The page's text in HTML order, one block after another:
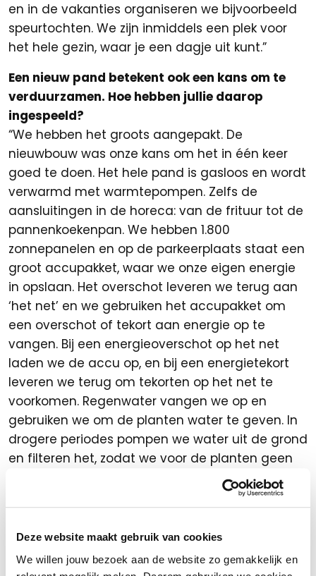
Deze website maakt gebruik van cookies
We willen jouw bezoek aan de website zo gemakkelijk en
en in de vakanties organiseren we bijvoorbeeld
speurtochten. We zijn inmiddels een plek voor
het hele gezin, waar je een dagje uit kunt.”
Een nieuw pand betekent ook een kans om te
verduurzamen. Hoe hebben jullie daarop
ingespeeld?
“We hebben het groots aangepakt. De
nieuwbouw was onze kans om het in één keer
goed te doen. Het hele pand is gasloos en wordt
verwarmd met warmtepompen. Zelfs de
aansluitingen in de horeca: van de frituur tot de
pannenkoekenpan. We hebben 1.800
zonnepanelen en op de parkeerplaats staat een
groot accupakket, waar we onze eigen energie
in opslaan. Het overschot leveren we terug aan
‘het net’ en we gebruiken het accupakket om
een overschot of tekort aan energie op te
vangen. Bij een energieoverschot op het net
laden we de accu op, en bij een energietekort
leveren we terug om tekorten op het net te
voorkomen. Regenwater vangen we op en
gebruiken we om de planten water te geven. In
drogere periodes pompen we water uit de grond
en filteren het, zodat we voor de planten geen
“Ons nieuwe pand is gasloos, we hebben
1.800 zonnepanelen en we gebruiken
regenwater om onze planten water te